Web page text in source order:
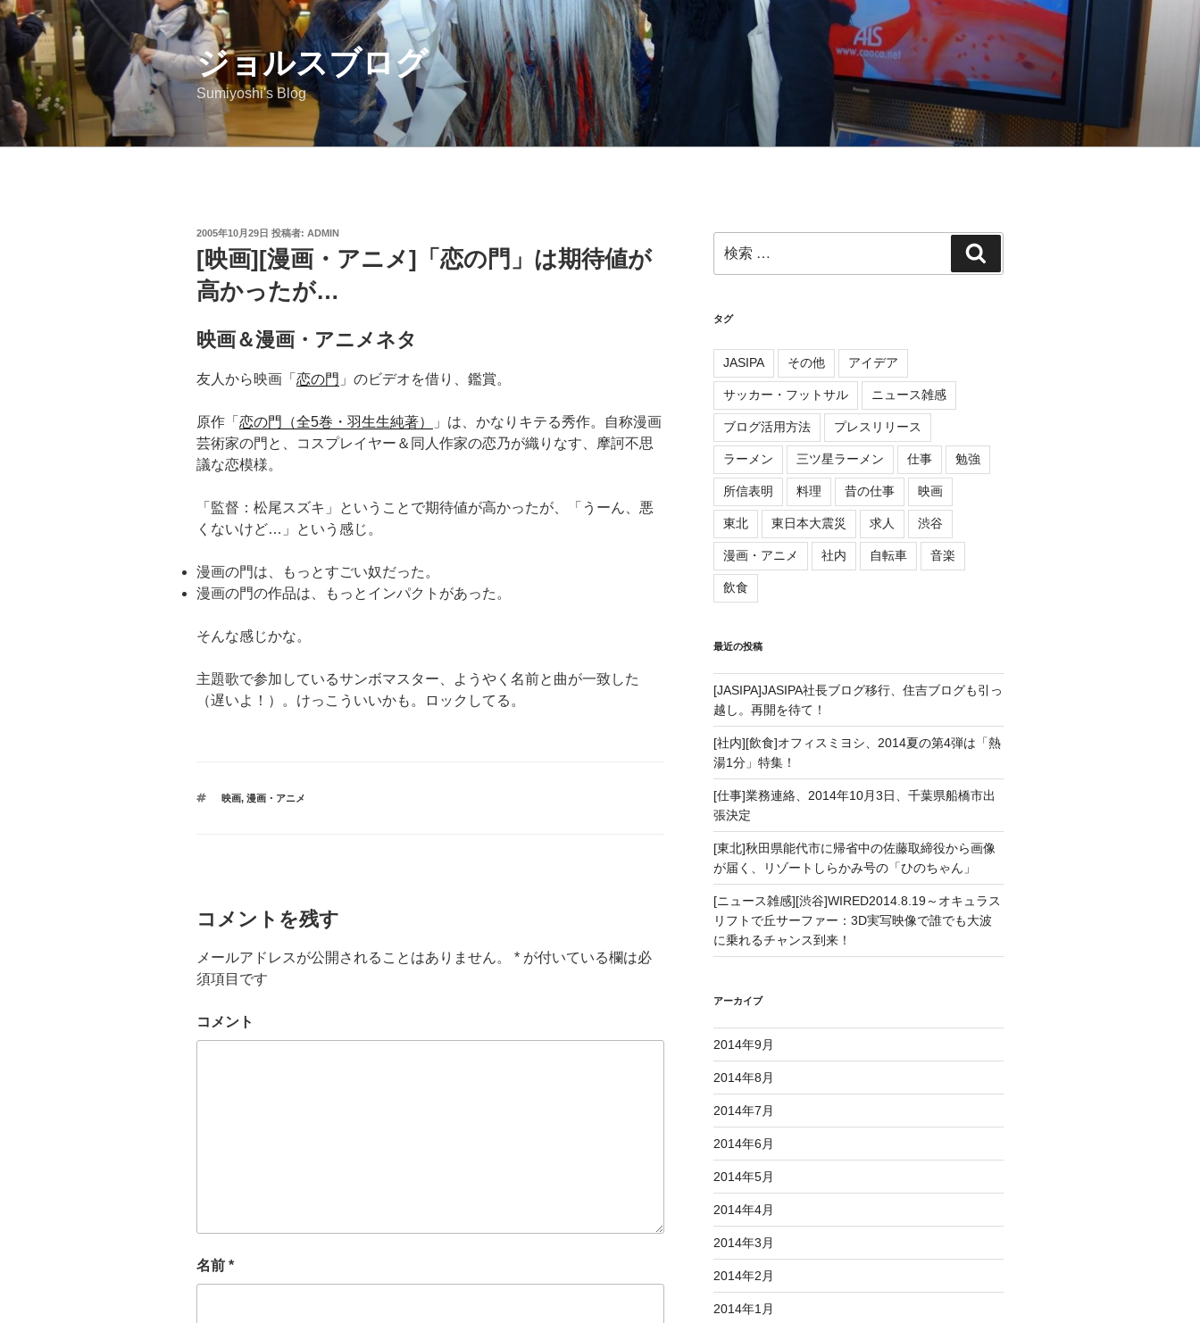
コ
ツ
へ
ジョルスブログ
Sumiyoshi's Blog
投
稿
日:
2005年10月29日 投稿者: ADMIN
[映画][漫画・アニメ]「恋の門」は期待値が
高かったが…
映画＆漫画・アニメネタ
友人から映画「 恋の門 」のビデオを借り、鑑賞。
原作「 恋の門（全5巻・羽生生純著）
」は、かなりキテる秀作。自称漫画
芸術家の門と、コスプレイヤー＆同人作家の恋乃が織りなす、摩訶不思
議な恋模様。
「監督：松尾スズキ」ということで期待値が高かったが、「うーん、悪
くないけど…」という感じ。
漫画の門は、もっとすごい奴だった。
漫画の門の作品は、もっとインパクトがあった。
そんな感じかな。
主題歌で参加しているサンボマスター、ようやく名前と曲が一致した
（遅いよ！）。けっこういいかも。ロックしてる。
タ
映画, 漫画・アニメ
コメントを残す
メールアドレスが公開されることはありません。 * が付いている欄は必
須項目です
コメント
名前 *
索:
索
タグ
JASIPA その他 アイデア
サッカー・フットサル ニュース雑感
ブログ活用方法 プレスリリース
ラーメン 三ツ星ラーメン 仕事 勉強
所信表明 料理 昔の仕事 映画
東北 東日本大震災 求人 渋谷
漫画・アニメ 社内 自転車 音楽
飲食
最近の投稿
[JASIPA]JASIPA社長ブログ移行、住吉ブログも引っ
越し。再開を待て！
[社内][飲食]オフィスミヨシ、2014夏の第4弾は「熱
湯1分」特集！
[仕事]業務連絡、2014年10月3日、千葉県船橋市出
張決定
[東北]秋田県能代市に帰省中の佐藤取締役から画像
が届く、リゾートしらかみ号の「ひのちゃん」
[ニュース雑感][渋谷]WIRED2014.8.19～オキュラス
リフトで丘サーファー：3D実写映像で誰でも大波
に乗れるチャンス到来！
アーカイブ
2014年9月
2014年8月
2014年7月
2014年6月
2014年5月
2014年4月
2014年3月
2014年2月
2014年1月